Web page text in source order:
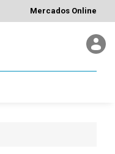
Mercados Online